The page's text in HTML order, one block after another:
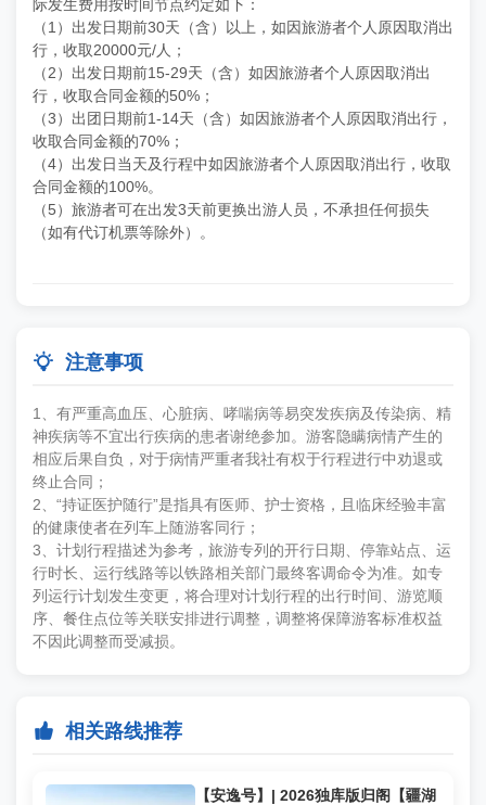
际发生费用按时间节点约定如下：
（1）出发日期前30天（含）以上，如因旅游者个人原因取消出
行，收取20000元/人；
（2）出发日期前15-29天（含）如因旅游者个人原因取消出
行，收取合同金额的50%；
（3）出团日期前1-14天（含）如因旅游者个人原因取消出行，
收取合同金额的70%；
（4）出发日当天及行程中如因旅游者个人原因取消出行，收取
合同金额的100%。
（5）旅游者可在出发3天前更换出游人员，不承担任何损失
（如有代订机票等除外）。
 注意事项
1、有严重高血压、心脏病、哮喘病等易突发疾病及传染病、精
神疾病等不宜出行疾病的患者谢绝参加。游客隐瞒病情产生的
相应后果自负，对于病情严重者我社有权于行程进行中劝退或
终止合同；
2、“持证医护随行”是指具有医师、护士资格，且临床经验丰富
的健康使者在列车上随游客同行；
3、计划行程描述为参考，旅游专列的开行日期、停靠站点、运
行时长、运行线路等以铁路相关部门最终客调命令为准。如专
列运行计划发生变更，将合理对计划行程的出行时间、游览顺
序、餐住点位等关联安排进行调整，调整将保障游客标准权益
不因此调整而受减损。
 相关路线推荐
【安逸号】| 2026独库版归阁【疆湖